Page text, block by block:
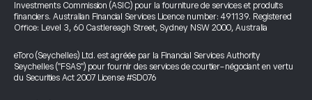
Investments Commission (ASIC) pour la fourniture de services et produits
financiers. Australian Financial Services Licence number: 491139. Registered
Office: Level 3, 60 Castlereagh Street, Sydney NSW 2000, Australia
eToro (Seychelles) Ltd. est agréée par la Financial Services Authority
Seychelles ("FSAS") pour fournir des services de courtier-négociant en vertu
du Securities Act 2007 License #SD076